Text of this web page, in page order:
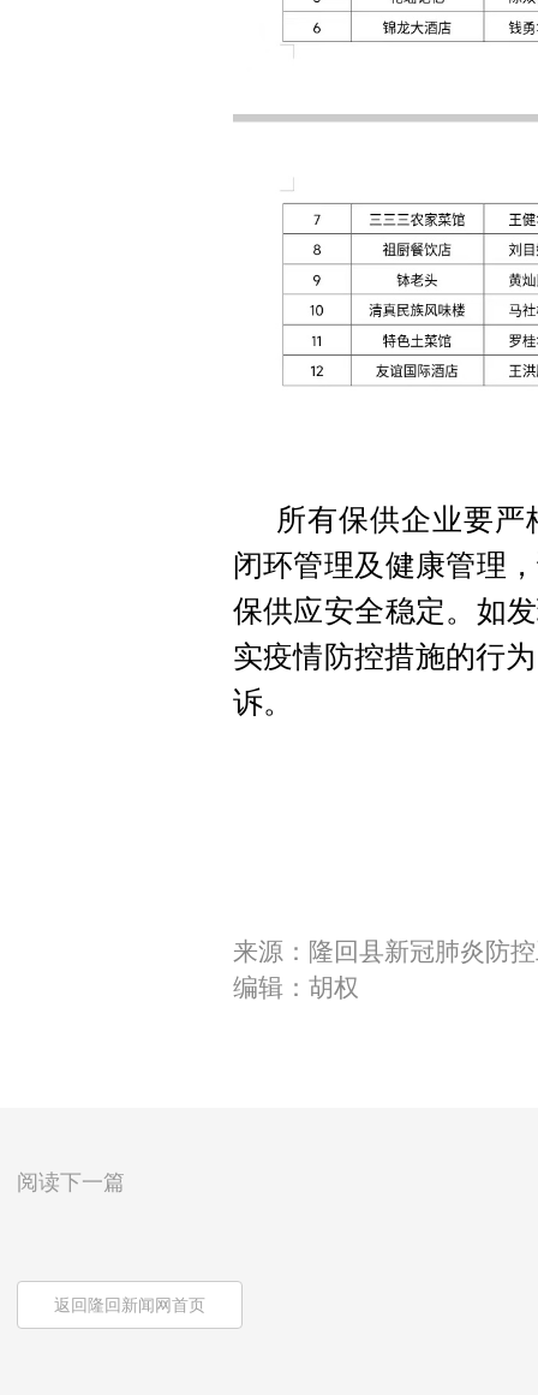
所有保供企业要
闭环管理及健康管理
保供应安全稳定。如
实疫情防控措施的行
诉。
来源：隆回县新冠肺炎防
编辑：胡权
阅读下一篇
返回隆回新闻网首页